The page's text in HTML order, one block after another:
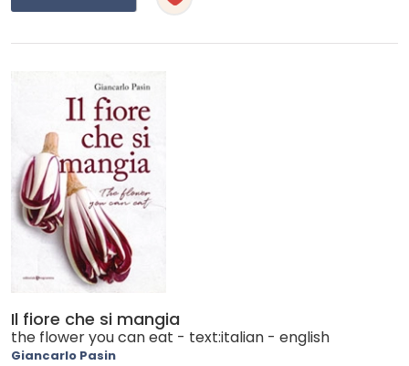
Il fiore che si mangia
the flower you can eat - text:italian - english
Giancarlo Pasin